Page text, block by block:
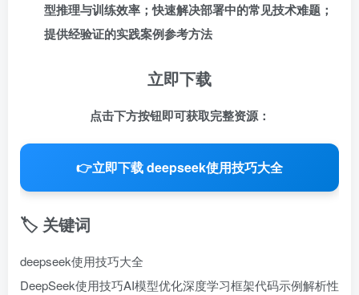
型推理与训练效率；快速解决部署中的常见技术难题；
提供经验证的实践案例参考方法
立即下载
点击下方按钮即可获取完整资源：
👉立即下载 deepseek使用技巧大全
🏷️ 关键词
deepseek使用技巧大全
DeepSeek使用技巧AI模型优化深度学习框架代码示例解析性